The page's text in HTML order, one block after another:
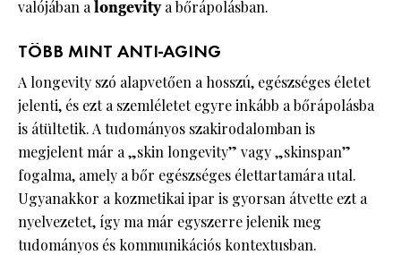
valójában a longevitya bőrápolásban.
TÖBB MINT ANTI-AGING
A longevity szó alapvetően a hosszú, egészséges életet
jelenti, és ezt a szemléletet egyre inkább a bőrápolásba
is átültetik. A tudományos szakirodalomban is
megjelent már a „skin longevity” vagy „skinspan”
fogalma, amely a bőr egészséges élettartamára utal.
Ugyanakkor a kozmetikai ipar is gyorsan átvette ezt a
nyelvezetet, így ma már egyszerre jelenik meg
tudományos és kommunikációs kontextusban.